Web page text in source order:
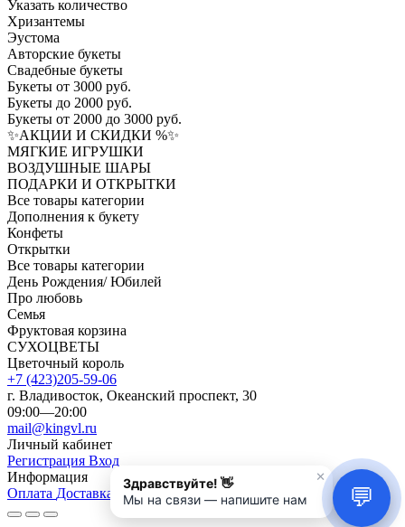
Указать количество
Хризантемы
Эустома
Авторские букеты
Свадебные букеты
Букеты от 3000 руб.
Букеты до 2000 руб.
Букеты от 2000 до 3000 руб.
✨АКЦИИ И СКИДКИ %✨
МЯГКИЕ ИГРУШКИ
ВОЗДУШНЫЕ ШАРЫ
ПОДАРКИ И ОТКРЫТКИ
Все товары категории
Дополнения к букету
Конфеты
Открытки
Все товары категории
День Рождения/ Юбилей
Про любовь
Семья
Фруктовая корзина
СУХОЦВЕТЫ
Цветочный король
+7 (423)205-59-06
г. Владивосток, Океанский проспект, 30
09:00—20:00
mail@kingvl.ru
Личный кабинет
Регистрация Вход
Информация
Оплата Доставка О насПомощь и ответы